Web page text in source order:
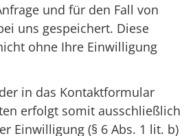
und für den Fall von
uns gespeichert. Diese
ohne Ihre Einwilligung
in das Kontaktformular
erfolgt somit ausschließlich
Einwilligung (§ 6 Abs. 1 lit. b)